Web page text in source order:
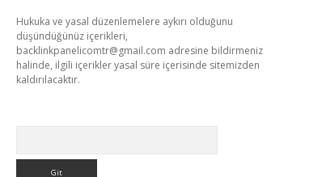
Hukuka ve yasal düzenlemelere aykırı olduğunu
düşündüğünüz içerikleri,
backlinkpanelicomtr@gmail.com adresine bildirmeniz
halinde, ilgili içerikler yasal süre içerisinde sitemizden
kaldırılacaktır.